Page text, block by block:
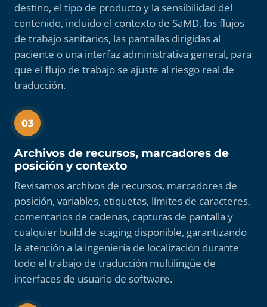
destino, el tipo de producto y la sensibilidad del
contenido, incluido el contexto de SaMD, los flujos
de trabajo sanitarios, las pantallas dirigidas al
paciente o una interfaz administrativa general, para
que el flujo de trabajo se ajuste al riesgo real de
traducción.
03
Archivos de recursos, marcadores de
posición y contexto
Revisamos archivos de recursos, marcadores de
posición, variables, etiquetas, límites de caracteres,
comentarios de cadenas, capturas de pantalla y
cualquier build de staging disponible, garantizando
la atención a la ingeniería de localización durante
todo el trabajo de traducción multilingüe de
interfaces de usuario de software.